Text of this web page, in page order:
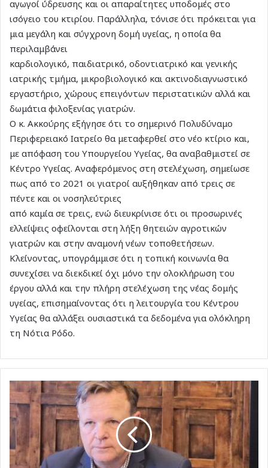
αγωγοί ύδρευσης και οι απαραίτητες υποδομές στο
ισόγειο του κτιρίου. Παράλληλα, τόνισε ότι πρόκειται για
μια μεγάλη και σύγχρονη δομή υγείας, η οποία θα
περιλαμβάνει
καρδιολογικό, παιδιατρικό, οδοντιατρικό και γενικής
ιατρικής τμήμα, μικροβιολογικό και ακτινοδιαγνωστικό
εργαστήριο, χώρους επειγόντων περιστατικών αλλά και
δωμάτια φιλοξενίας γιατρών.
Ο κ. Ακκούρης εξήγησε ότι το σημερινό Πολυδύναμο
Περιφερειακό Ιατρείο θα μεταφερθεί στο νέο κτίριο και,
με απόφαση του Υπουργείου Υγείας, θα αναβαθμιστεί σε
Κέντρο Υγείας. Αναφερόμενος στη στελέχωση, σημείωσε
πως από το 2021 οι γιατροί αυξήθηκαν από τρεις σε
πέντε και οι νοσηλεύτριες
από καμία σε τρεις, ενώ διευκρίνισε ότι οι προσωρινές
ελλείψεις οφείλονται στη λήξη θητειών αγροτικών
γιατρών και στην αναμονή νέων τοποθετήσεων.
Κλείνοντας, υπογράμμισε ότι η τοπική κοινωνία θα
συνεχίσει να διεκδικεί όχι μόνο την ολοκλήρωση του
έργου αλλά και την πλήρη στελέχωση της νέας δομής
υγείας, επισημαίνοντας ότι η λειτουργία του Κέντρου
Υγείας θα αλλάξει ουσιαστικά τα δεδομένα για ολόκληρη
τη Νότια Ρόδο.
Χρ.
Ευστρατίου
στον
topfm:
«Τρία
αεροσκάφη
και